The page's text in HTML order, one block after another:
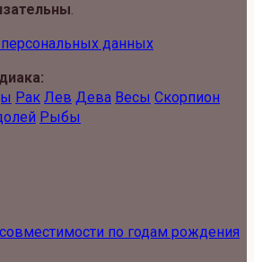
.
данных
Рак Лев Дева Весы Скорпион
Рыбы
по годам рождения